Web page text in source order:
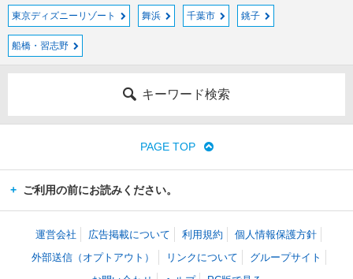
東京ディズニーリゾート 舞浜 千葉市 銚子
船橋・習志野
キーワード検索
PAGE TOP
ご利用の前にお読みください。
運営会社 広告掲載について 利用規約
個人情報保護方針
外部送信（オプトアウト）
リンクについて
グループサイト